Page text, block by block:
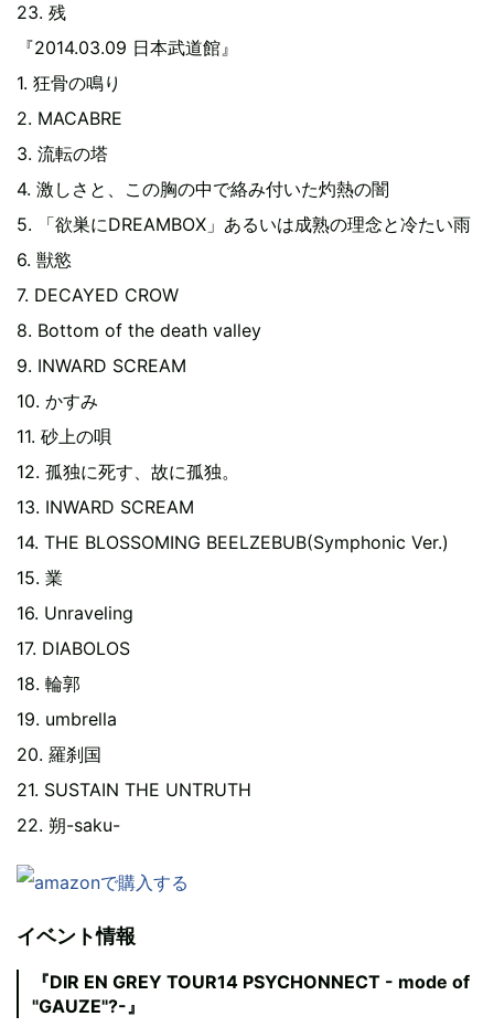
23. 残
『2014.03.09 日本武道館』
1. 狂骨の鳴り
2. MACABRE
3. 流転の塔
4. 激しさと、この胸の中で絡み付いた灼熱の闇
5. 「欲巣にDREAMBOX」あるいは成熟の理念と冷たい雨
6. 獣慾
7. DECAYED CROW
8. Bottom of the death valley
9. INWARD SCREAM
10. かすみ
11. 砂上の唄
12. 孤独に死す、故に孤独。
13. INWARD SCREAM
14. THE BLOSSOMING BEELZEBUB(Symphonic Ver.)
15. 業
16. Unraveling
17. DIABOLOS
18. 輪郭
19. umbrella
20. 羅刹国
21. SUSTAIN THE UNTRUTH
22. 朔-saku-
イベント情報
『DIR EN GREY TOUR14 PSYCHONNECT - mode of
"GAUZE"?-』